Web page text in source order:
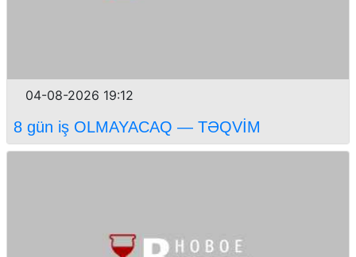
04-08-2026 19:12
8 gün iş OLMAYACAQ — TƏQVİM